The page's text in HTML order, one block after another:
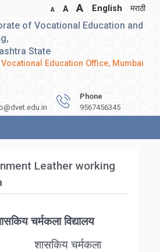
A A A English मराठी
of Vocational Education and
State
Education Office, Mumbai
Phone
9567456345
Leather working
चर्मकला विद्यालय
शासकिय चर्मकला